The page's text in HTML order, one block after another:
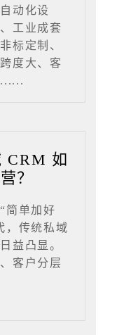
动化设
工业成套
标定制、
度大、客
CRM 如
？
简单加好
，传统私域
益凸显。
客户分层